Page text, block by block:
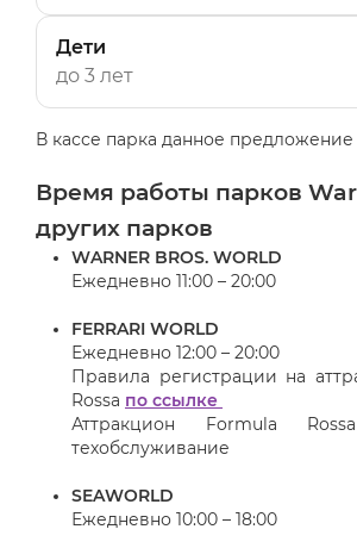
Дети
до 3 лет
В кассе парка данное предложение
Время работы парков
других парков
WARNER BROS. WORLD
Ежедневно 11:00 – 20:00
FERRARI WORLD
Ежедневно 12:00 – 20:00
Правила регистрации на
Rossa по ссылке
Аттракцион Formula
техобслуживание
SEAWORLD
Ежедневно 10:00 – 18:00